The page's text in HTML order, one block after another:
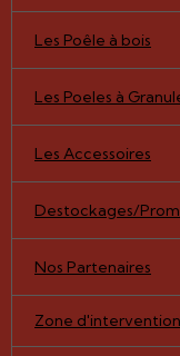
Les Poêle à bois
Les Poeles à
Les Accessoires
Destockages/
Nos Partenaires
Zone d'intervention